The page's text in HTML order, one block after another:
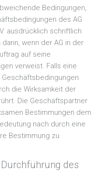
Bedingungen,
des AG
ausdrücklich schriftlich
wenn der AG in der
auf seine
verweist. Falls eine
die Wirksamkeit der
Die Geschäftspartner
Bestimmungen dem
nach durch eine
Bestimmung zu
des